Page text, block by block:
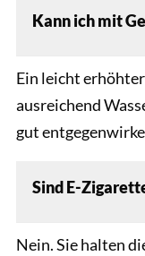
Kann ich mit
Ein leicht
ausreichend
gut
Sind E-
Nein. Sie halten